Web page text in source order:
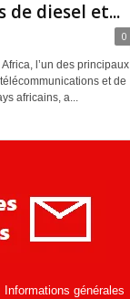
diesel et...
0
l’un des principaux
et de
africains, a...
générales